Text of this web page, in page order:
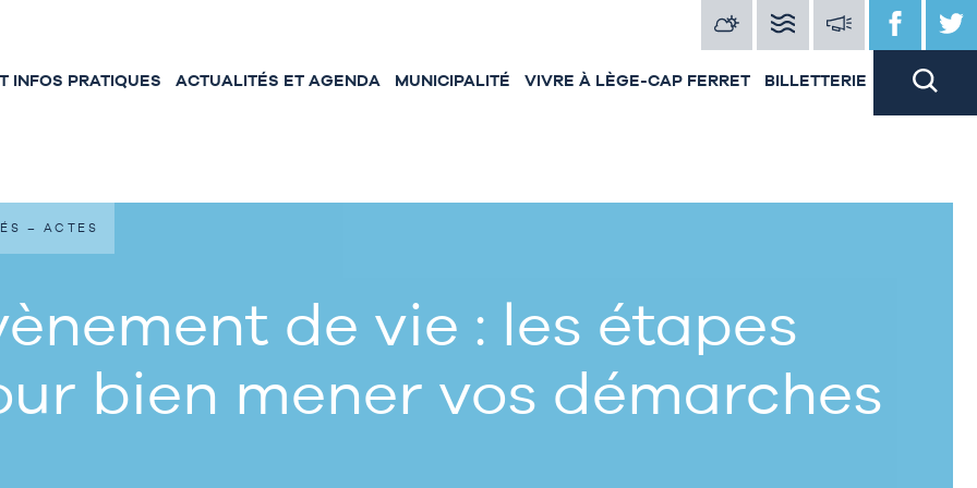
INFOS PRATIQUES ACTUALITÉS ET AGENDA MUNICIPALITÉ VIVRE À LÈGE-CAP FERRET BILLETTERIE
de vie : les étapes
bien mener vos démarches
– ACTES